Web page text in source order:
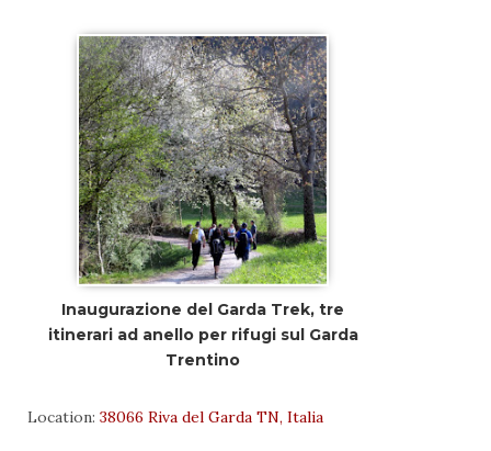
Inaugurazione del Garda Trek, tre
itinerari ad anello per rifugi sul Garda
Trentino
Location: 38066 Riva del Garda TN, Italia